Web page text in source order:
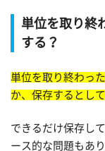
単位を取り終
する？
単位を取り終わっ
か、保存するとし
できるだけ保存し
ース的な問題もあ